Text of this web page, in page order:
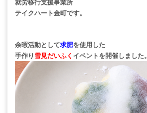
就労移行支援事業所
テイクハート金町です。
余暇活動として求肥を使用した
手作り雪見だいふく イベントを開催しました。